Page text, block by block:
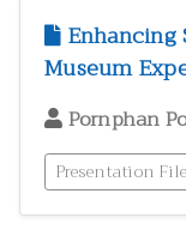
Museum
Pornphan
Presentation File
พฤกษศาสตร์และผ
พิพิธภัณฑ์ศึกษา
ภูมิปัญญาท้องถิ่น
มรดกวัฒนธรรม
แมลงและกีฏวิทยา
ไร่นาและระบบการเพ
Far Eastern
วารสารวนศาสตร์
Phytotaxa
วารสารสัตว์ป่าเมือง
2024
2023
2022
2021
2020